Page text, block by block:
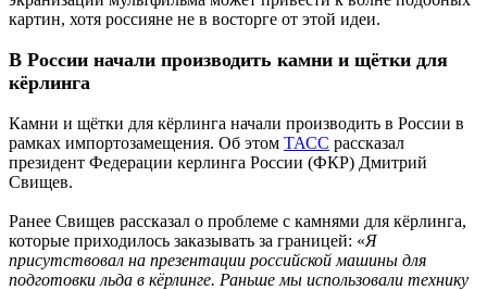
картин, хотя россияне не в восторге от этой идеи.
В России начали производить камни и щётки для
кёрлинга
Камни и щётки для кёрлинга начали производить в России в
рамках импортозамещения. Об этом ТАСС рассказал
президент Федерации керлинга России (ФКР) Дмитрий
Свищев.
Ранее Свищев рассказал о проблеме с камнями для кёрлинга,
которые приходилось заказывать за границей: «Я
присутствовал на презентации российской машины для
подготовки льда в кёрлинге. Раньше мы использовали технику